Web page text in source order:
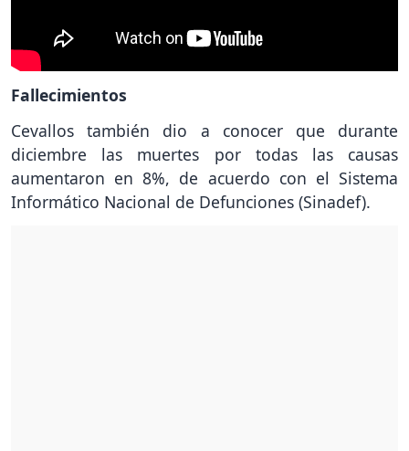
Fallecimientos
Cevallos también dio a conocer que durante
diciembre las muertes por todas las causas
aumentaron en 8%, de acuerdo con el Sistema
Informático Nacional de Defunciones (Sinadef).